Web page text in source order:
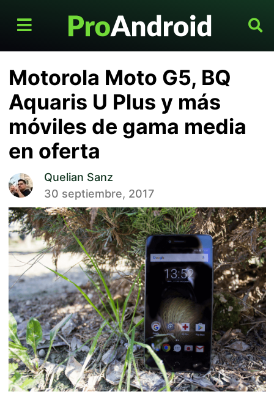
Motorola Moto G5, BQ
Aquaris U Plus y más
móviles de gama media
en oferta
Quelian Sanz
30 septiembre, 2017